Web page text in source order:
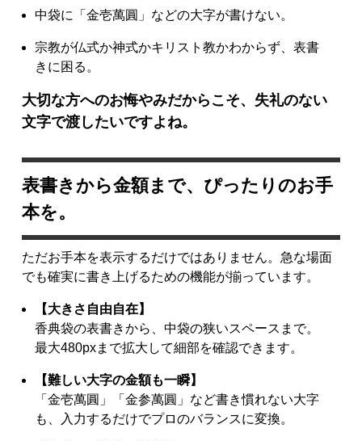
中袋に「金壱萬圓」などの大字が書けない。
宗教が仏式か神式かキリスト教かわからず、表書
きに困る。
大切な方へのお悔やみだからこそ、失礼のない
文字で渡したいですよね。
表書きから金額まで、ぴったりのお手
本を。
ただお手本を表示するだけではありません。急な場面
でも確実に書き上げるための機能が揃っています。
【大きさ自由自在】
香典袋の表書きから、中袋の狭いスペースまで。
最大480pxまで拡大して細部を確認できます。
【難しい大字の金額も一瞬】
「金壱萬圓」「金参萬圓」など書き慣れない大字
も、入力するだけでプロのバランスに変換。